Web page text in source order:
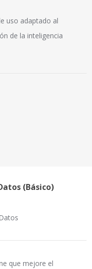
uso adaptado al
de la inteligencia
(Básico)
que mejore el